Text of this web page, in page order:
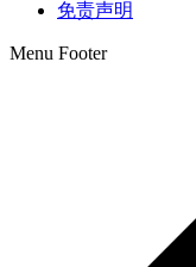
免责声明
Menu Footer